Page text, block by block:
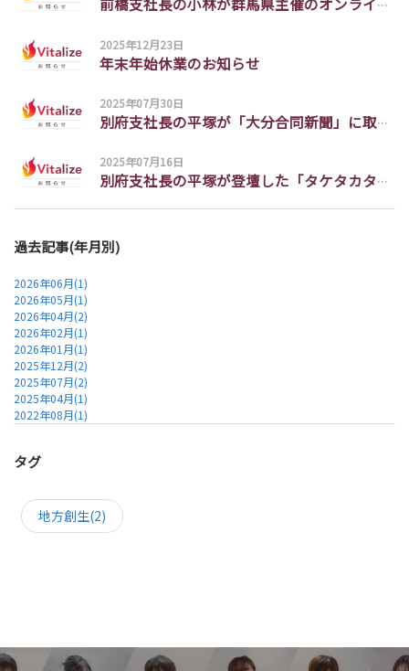
2025年12月23日
年末年始休業のお知らせ
2025年07月30日
別府支社長の平塚が「大分合同新聞」に取り上げられました
2025年07月16日
別府支社長の平塚が登壇した「タケタカタロー(3)」の様子が 大分合同新聞に取り上げられました
過去記事(年月別)
2026年06月(1)
2026年05月(1)
2026年04月(2)
2026年02月(1)
2026年01月(1)
2025年12月(2)
2025年07月(2)
2025年04月(1)
2022年08月(1)
タグ
地方創生(2)